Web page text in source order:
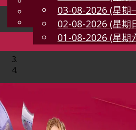
CN
Chinese
Malay
03-08-2026 (星期
02-08-2026 (星期
01-08-2026 (星期